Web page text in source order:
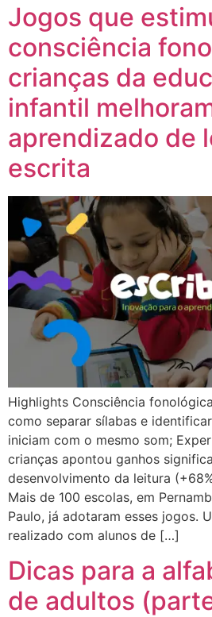
Jogos que
consciência
crianças da
infantil
aprendizado de
escrita
Highlights Consciência
como separar sílabas e
iniciam com o mesmo som;
crianças apontou ganhos
desenvolvimento da leitura
Mais de 100 escolas, em
Paulo, já adotaram esses jogos.
realizado com alunos de […]
Dicas para a
de adultos